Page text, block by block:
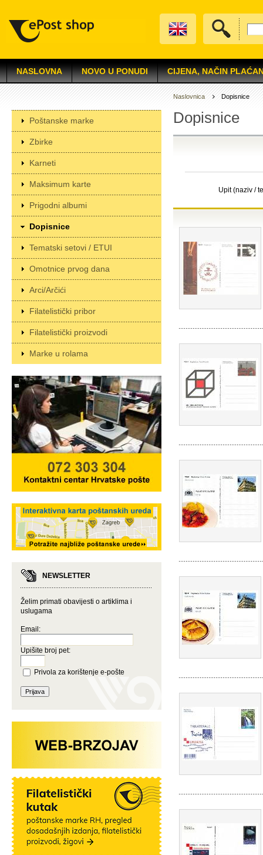
NASLOVNA NOVO U PONUDI CIJENA, NAČIN
Poštanske marke
Zbirke
Karneti
Maksimum karte
Prigodni albumi
Dopisnice
Tematski setovi / ETUI
Omotnice prvog dana
Arci/Arčići
Filatelistički pribor
Filatelistički proizvodi
Marke u rolama
NEWSLETTER
Želim primati obavijesti o artiklima i
uslugama
Email:
Upišite broj pet:
Privola za korištenje e-pošte
Naslovnica Dopisnice
Dopisnice
Upit (naziv /